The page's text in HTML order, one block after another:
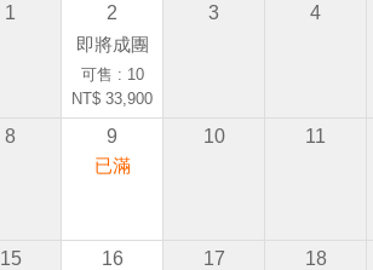
1
2
即將成團
可售 : 10
NT$ 33,900
3 4
8
9
已滿
10 11
15
16
17 18